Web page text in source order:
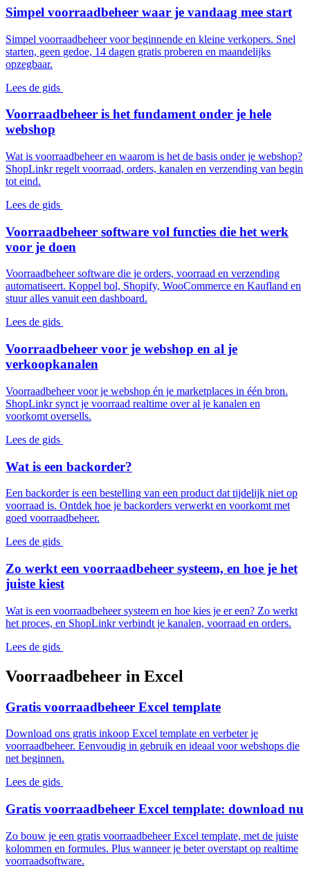
Simpel voorraadbeheer waar je vandaag mee start
Simpel voorraadbeheer voor beginnende en kleine verkopers. Snel
starten, geen gedoe, 14 dagen gratis proberen en maandelijks
opzegbaar.
Lees de gids
Voorraadbeheer is het fundament onder je hele
webshop
Wat is voorraadbeheer en waarom is het de basis onder je webshop?
ShopLinkr regelt voorraad, orders, kanalen en verzending van begin
tot eind.
Lees de gids
Voorraadbeheer software vol functies die het werk
voor je doen
Voorraadbeheer software die je orders, voorraad en verzending
automatiseert. Koppel bol, Shopify, WooCommerce en Kaufland en
stuur alles vanuit een dashboard.
Lees de gids
Voorraadbeheer voor je webshop en al je
verkoopkanalen
Voorraadbeheer voor je webshop én je marketplaces in één bron.
ShopLinkr synct je voorraad realtime over al je kanalen en
voorkomt oversells.
Lees de gids
Wat is een backorder?
Een backorder is een bestelling van een product dat tijdelijk niet op
voorraad is. Ontdek hoe je backorders verwerkt en voorkomt met
goed voorraadbeheer.
Lees de gids
Zo werkt een voorraadbeheer systeem, en hoe je het
juiste kiest
Wat is een voorraadbeheer systeem en hoe kies je er een? Zo werkt
het proces, en ShopLinkr verbindt je kanalen, voorraad en orders.
Lees de gids
Voorraadbeheer in Excel
Gratis voorraadbeheer Excel template
Download ons gratis inkoop Excel template en verbeter je
voorraadbeheer. Eenvoudig in gebruik en ideaal voor webshops die
net beginnen.
Lees de gids
Gratis voorraadbeheer Excel template: download nu
Zo bouw je een gratis voorraadbeheer Excel template, met de juiste
kolommen en formules. Plus wanneer je beter overstapt op realtime
voorraadsoftware.